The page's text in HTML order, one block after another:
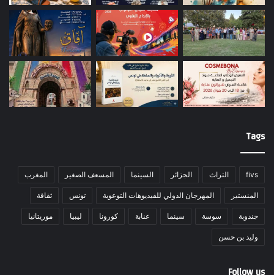
Tags
fivs التراث الجزائر السينما المسعف الصغير المغرب
المنستير المهرجان الدولي للفيديوهات التوعوية تونس ثقافة
جندوبة سوسة سينما عنابة كورونا ليبيا موريتانيا
وليد بن حسن